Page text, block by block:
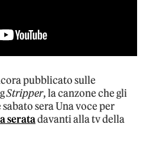
pubblicato sulle
Stripper, la canzone che gli
sera Una voce per
seratadavanti alla tv della